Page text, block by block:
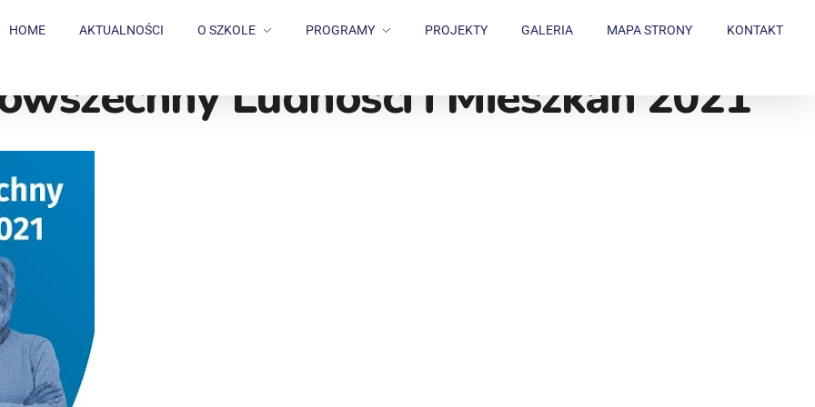
HOME AKTUALNOŚCI O SZKOLE PROGRAMY PROJEKTY GALERIA MAPA STRONY KONTAKT
Ludności i Mieszkań 2021